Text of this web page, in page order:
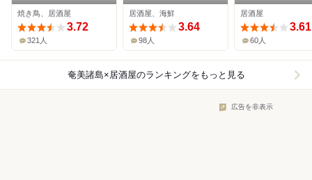
焼き鳥、居酒屋
3.72
321人
居酒屋、海鮮
3.64
98人
居酒屋
3.61
60人
奄美諸島×居酒屋のランキングをもっと見る
広告を非表示